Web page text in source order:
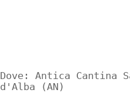
Dove: Antica Cantina
d'Alba (AN)